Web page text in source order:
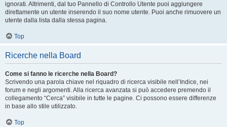
ignorati. Altrimenti, dal tuo Pannello di Controllo Utente puoi aggiungere
direttamente un utente inserendo il suo nome utente. Puoi anche rimuovere un
utente dalla lista dalla stessa pagina.
Top
Ricerche nella Board
Come si fanno le ricerche nella Board?
Scrivendo una parola chiave nel riquadro di ricerca visibile nell’Indice, nei
forum e negli argomenti. Alla ricerca avanzata si può accedere premendo il
collegamento “Cerca” visibile in tutte le pagine. Ci possono essere differenze
in base allo stile utilizzato.
Top